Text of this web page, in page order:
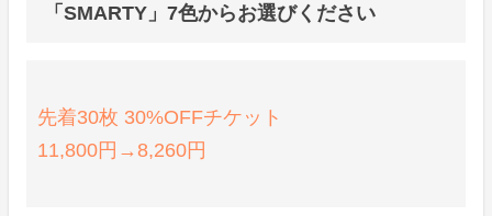
「SMARTY」7色からお選びください
先着30枚 30%OFFチケット
11,800円→8,260円